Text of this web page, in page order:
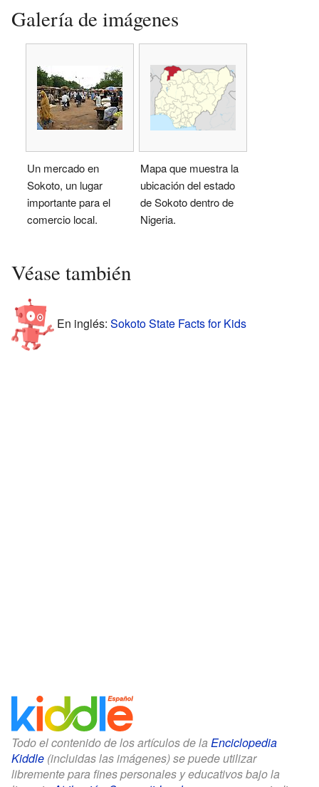
Galería de imágenes
Un mercado en
Sokoto, un lugar
importante para el
comercio local.
Mapa que muestra la
ubicación del estado
de Sokoto dentro de
Nigeria.
Véase también
En inglés: Sokoto State Facts for Kids
Todo el contenido de los artículos de la Enciclopedia
Kiddle (incluidas las imágenes) se puede utilizar
libremente para fines personales y educativos bajo la